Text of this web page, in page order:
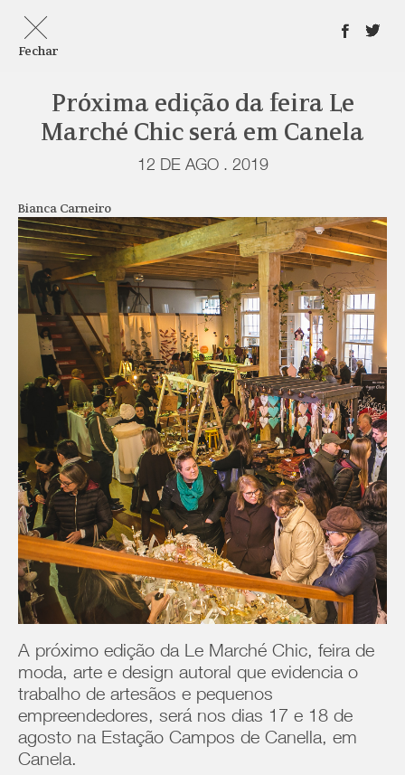
Fechar
Próxima edição da feira Le
Marché Chic será em Canela
12 DE AGO . 2019
Bianca Carneiro
A próximo edição da Le Marché Chic, feira de
moda, arte e design autoral que evidencia o
trabalho de artesãos e pequenos
empreendedores, será nos dias 17 e 18 de
agosto na Estação Campos de Canella, em
Canela.